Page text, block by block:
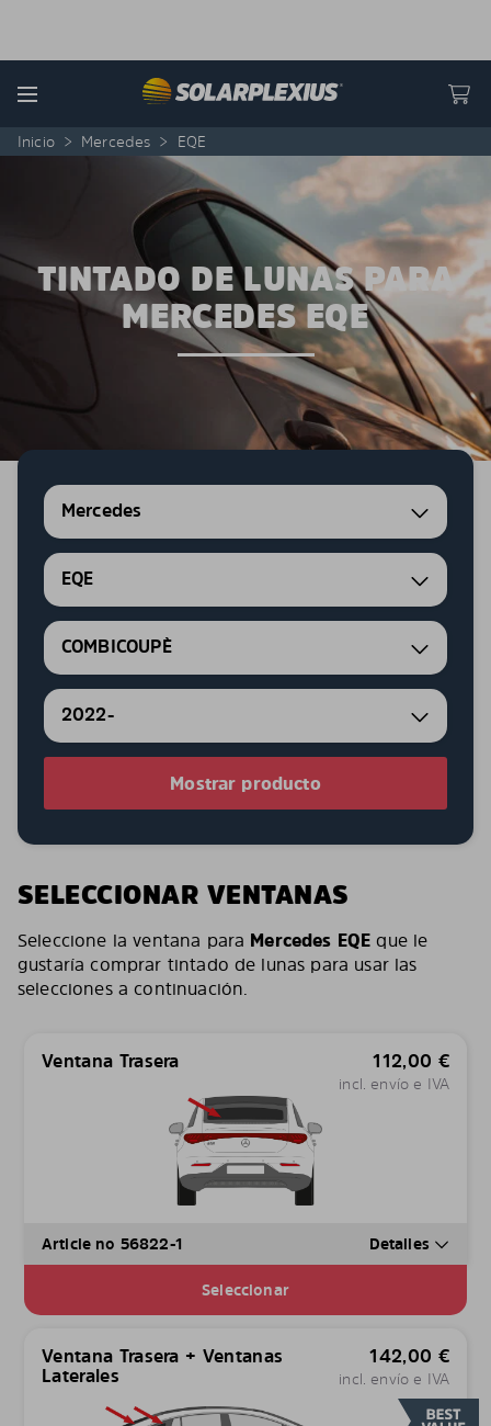
Menu
Inicio > Mercedes > EQE
TINTADO DE LUNAS PARA
MERCEDES EQE
Mercedes
EQE
COMBICOUPÈ
2022-
Mostrar producto
SELECCIONAR VENTANAS
Seleccione la ventana para Mercedes EQE que le
gustaría comprar tintado de lunas para usar las
selecciones a continuación.
Ventana Trasera 112,00 €
incl. envío e IVA
Article no 56822-1 Detalles
Seleccionar
Ventana Trasera + Ventanas
Laterales
142,00 €
incl. envío e IVA